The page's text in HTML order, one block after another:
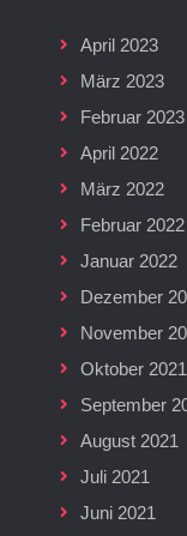
April 2023
März 2023
Februar 2023
April 2022
März 2022
Februar 2022
Januar 2022
Dezember
November
Oktober 2021
September
August 2021
Juli 2021
Juni 2021